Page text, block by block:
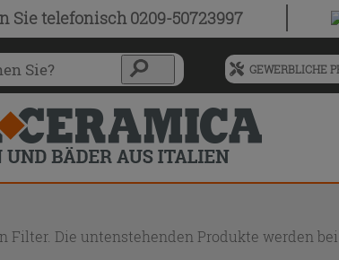
Sietelefonisch 0209-50723997
Menü
vorgeschlagenen
Siteinhalt
und
Suchprotokoll
GEWERBLICHE
Filter. Die untenstehenden Produkte werden